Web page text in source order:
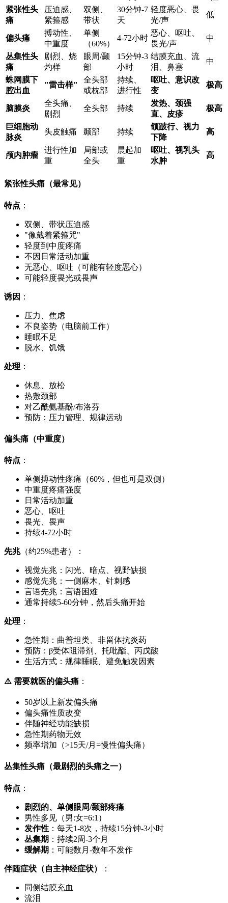
紧张性头
痛
压迫感、
紧箍感
双侧、
带状
30分钟-7
天
轻度恶心、畏
光/声
低
偏头痛
搏动性、
中重度
单侧
（60%）
4-72小时
恶心、呕吐、
畏光/声
中
丛集性头
痛
剧烈、烧
灼样
眼周/颞
部
15分钟-3
小时
结膜充血、流
泪、鼻塞
中
蛛网膜下
腔出血
"雷击样"
全头部
或枕部
持续、
进行性
呕吐、意识改
变
极高
脑膜炎
全头痛、
剧烈
全头部 持续
发热、颈强
直、皮疹
极高
巨细胞动
脉炎
头皮触痛 颞部 持续
颌跛行、视力
下降
高
颅内肿瘤
进行性加
重
局部或
全头
晨起加
重
呕吐、视乳头
水肿
高
紧张性头痛（最常见）
特点 ：
双侧、带状压迫感
"像戴着紧箍咒"
轻度到中度疼痛
不因日常活动加重
无恶心、呕吐（可能有轻度恶心）
可能轻度畏光或畏声
诱因 ：
压力、焦虑
不良姿势（电脑前工作）
睡眠不足
脱水、饥饿
处理 ：
休息、放松
热敷颈部
对乙酰氨基酚/布洛芬
预防：压力管理、规律运动
偏头痛（中重度）
特点 ：
单侧搏动性疼痛（60%，但也可是双侧）
中重度疼痛强度
日常活动加重
恶心、呕吐
畏光、畏声
持续4-72小时
先兆（约25%患者）：
视觉先兆：闪光、暗点、视野缺损
感觉先兆：一侧麻木、针刺感
言语先兆：言语困难
通常持续5-60分钟，然后头痛开始
处理 ：
急性期：曲普坦类、非甾体抗炎药
预防：β受体阻滞剂、托吡酯、丙戊酸
生活方式：规律睡眠、避免触发因素
⚠️ 需要就医的偏头痛 ：
50岁以上新发偏头痛
偏头痛性质改变
伴随神经功能缺损
急性期药物无效
频率增加（>15天/月=慢性偏头痛）
丛集性头痛（最剧烈的头痛之一）
特点 ：
剧烈的、单侧眼周/颞部疼痛
男性多见（男:女=6:1）
发作性 ：每天1-8次，持续15分钟-3小时
丛集期 ：持续2周-3个月
缓解期 ：可能数月-数年不发作
伴随症状（自主神经症状） ：
同侧结膜充血
流泪